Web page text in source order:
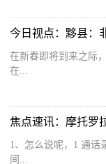
今日视点：黟县：
在新春即将到来之际
在...
焦点速讯：摩托罗
1、怎么说呢，1 通话
间...